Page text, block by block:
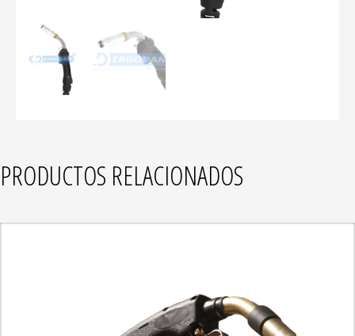
PRODUCTOS RELACIONADOS